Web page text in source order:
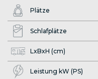
Plätze
Schlafplätze
LxBxH (cm)
Leistung kW (PS)